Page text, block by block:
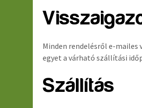
Minden rendelésről e-mailes
egyet a várható szállítási
Szállítás